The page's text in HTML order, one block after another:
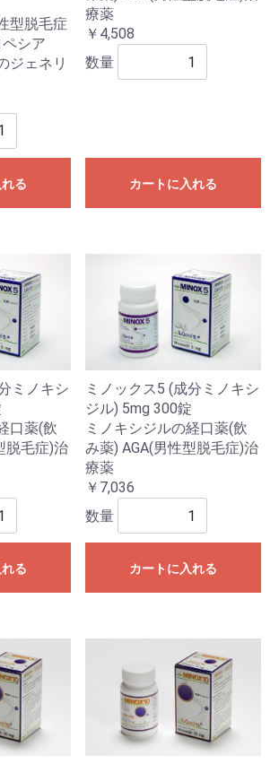
型脱毛症
シア
ジェネリ
る
療薬
￥4,508
数量
カートに入れる
ミノキシ
口薬(飲
脱毛症)治
る
ミノックス5 (成分ミノキシ
ジル) 5mg 300錠
ミノキシジルの経口薬(飲
み薬) AGA(男性型脱毛症)治
療薬
￥7,036
数量
カートに入れる